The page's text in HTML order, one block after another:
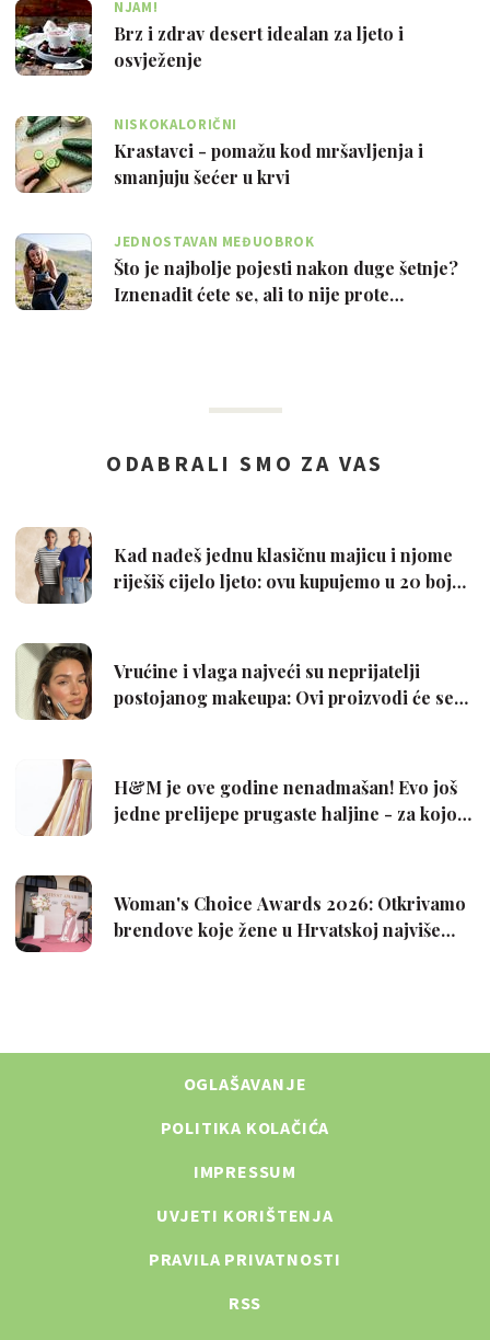
NJAM!
Brz i zdrav desert idealan za ljeto i
osvježenje
NISKOKALORIČNI
Krastavci - pomažu kod mršavljenja i
smanjuju šećer u krvi
JEDNOSTAVAN MEĐUOBROK
Što je najbolje pojesti nakon duge šetnje?
Iznenadit ćete se, ali to nije prote…
OGLAŠAVANJE
POLITIKA KOLAČIĆA
IMPRESSUM
UVJETI KORIŠTENJA
PRAVILA PRIVATNOSTI
RSS